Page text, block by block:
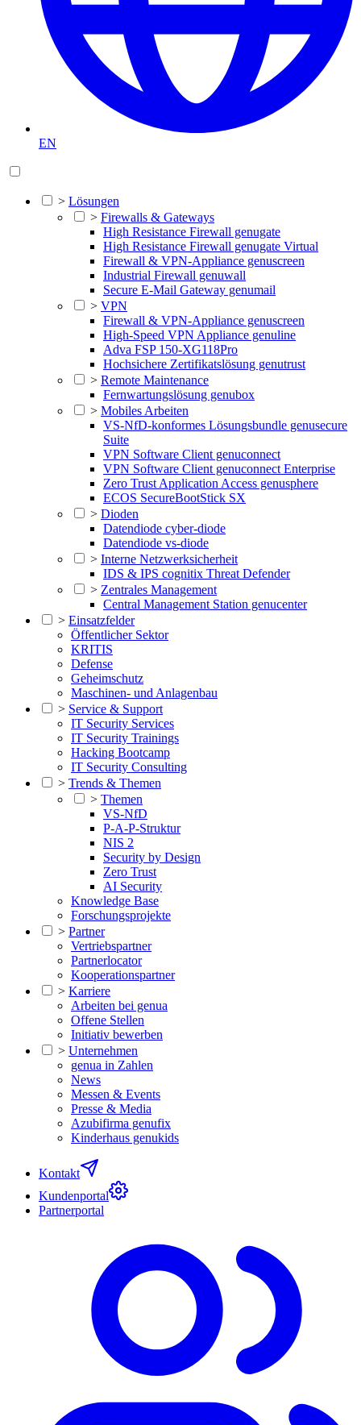
EN
> Lösungen
> Firewalls & Gateways
High Resistance Firewall genugate
High Resistance Firewall genugate Virtual
Firewall & VPN-Appliance genuscreen
Industrial Firewall genuwall
Secure E-Mail Gateway genumail
> VPN
Firewall & VPN-Appliance genuscreen
High-Speed VPN Appliance genuline
Adva FSP 150-XG118Pro
Hochsichere Zertifikatslösung genutrust
> Remote Maintenance
Fernwartungslösung genubox
> Mobiles Arbeiten
VS-NfD-konformes Lösungsbundle genusecure
Suite
VPN Software Client genuconnect
VPN Software Client genuconnect Enterprise
Zero Trust Application Access genusphere
ECOS SecureBootStick SX
> Dioden
Datendiode cyber-diode
Datendiode vs-diode
> Interne Netzwerksicherheit
IDS & IPS cognitix Threat Defender
> Zentrales Management
Central Management Station genucenter
> Einsatzfelder
Öffentlicher Sektor
KRITIS
Defense
Geheimschutz
Maschinen- und Anlagenbau
> Service & Support
IT Security Services
IT Security Trainings
Hacking Bootcamp
IT Security Consulting
> Trends & Themen
> Themen
VS-NfD
P-A-P-Struktur
NIS 2
Security by Design
Zero Trust
AI Security
Knowledge Base
Forschungsprojekte
> Partner
Vertriebspartner
Partnerlocator
Kooperationspartner
> Karriere
Arbeiten bei genua
Offene Stellen
Initiativ bewerben
> Unternehmen
genua in Zahlen
News
Messen & Events
Presse & Media
Azubifirma genufix
Kinderhaus genukids
Kontakt
Kundenportal
Partnerportal